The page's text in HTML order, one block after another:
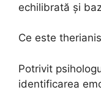
echilibrată și
Ce este
Potrivit
identificarea